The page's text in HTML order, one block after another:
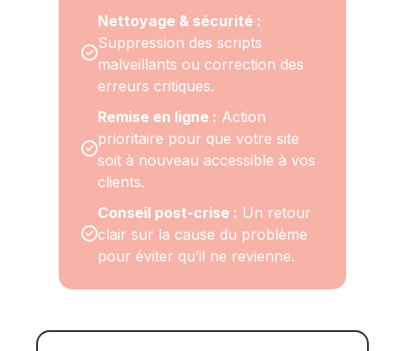
Suppression des scripts
malveillants ou correction des
erreurs critiques.
Remise en ligne : Action
prioritaire pour que votre site
soit à nouveau accessible à vos
clients.
Conseil post-crise : Un retour
clair sur la cause du problème
pour éviter qu’il ne revienne.